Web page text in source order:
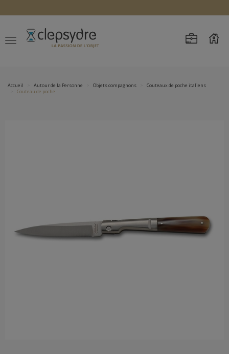
Accueil Autour de la Personne Objets compagnons
Couteaux de poche italiens
Couteau de poche